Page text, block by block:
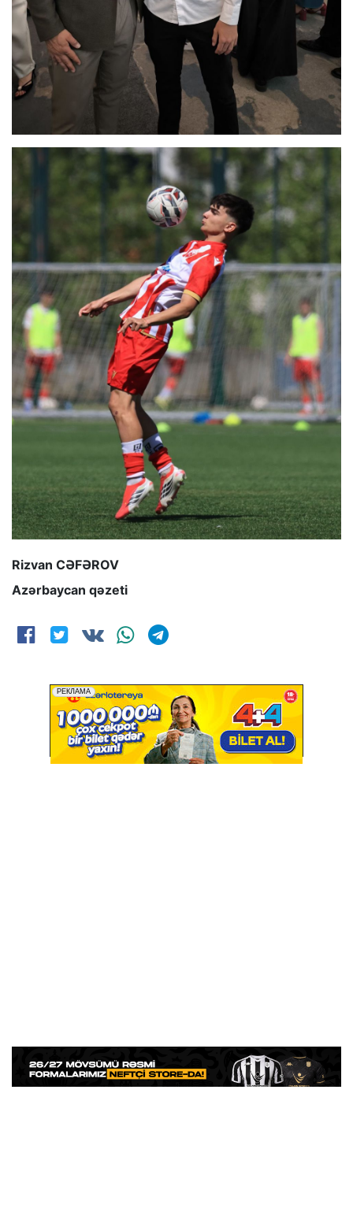
Rizvan CƏFƏROV
Azərbaycan qəzeti